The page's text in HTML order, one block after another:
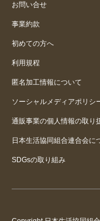
お問い合せ
事業約款
初めての方へ
利用規程
匿名加工情報について
ソーシャルメディアポリシ
通販事業の個人情報の取り
日本生活協同組合連合会に
SDGsの取り組み